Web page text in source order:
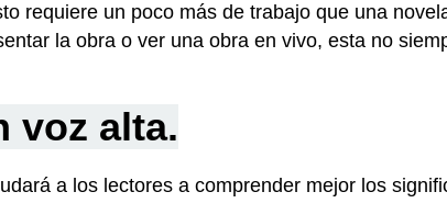
requiere un poco más de trabajo que una
la obra o ver una obra en vivo, esta no
voz alta.
a los lectores a comprender mejor los